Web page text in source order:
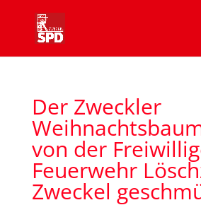
Der Zweckler
von der
Feuerwehr
Zweckel